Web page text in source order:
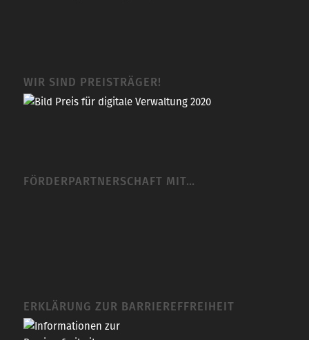
WIR SIND PREISTRÄGER!
FÖRDERPARTNERSCHAFT MIT…
ERKLÄRUNG ZUR BARRIEREFFREIHEIT